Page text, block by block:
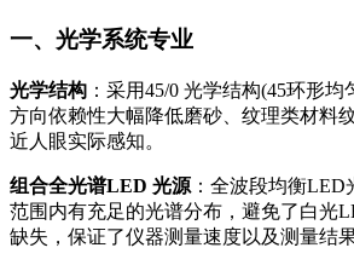
一、光学系统专业
光学结构 ：采用45/0 光学结构(45环形
方向依赖性大幅降低磨砂、纹理类材料
近人眼实际感知。
组合全光谱LED 光源 ：全波段均衡
范围内有充足的光谱分布，避免了白光
缺失，保证了仪器测量速度以及测量结